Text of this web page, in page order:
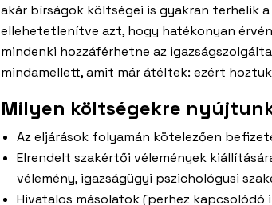
Megjelenésünk
médiákban,
akár bírságok költségei is gyakran terhelik
ellehetetlenítve azt, hogy hatékonyan
mindenki hozzáférhetne az
mindamellett, amit már átéltek: ezért
Milyen költségekre
Az eljárások folyamán kötelezően
Elrendelt szakértői vélemények
vélemény, igazságügyi pszichológusi
Hivatalos másolatok (perhez